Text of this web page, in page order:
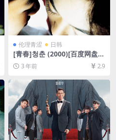
伦理青涩 日韩
[青春]청춘 (2000)[百度网盘
+迅雷云盘DVD原盘高清未删
减资源][网盘在线播放/下载]
件+防和谐加密压缩包]
3 年前 2.9